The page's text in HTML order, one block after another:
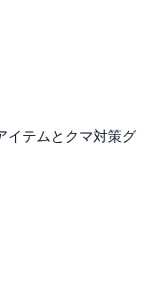
イテムとクマ対策グ